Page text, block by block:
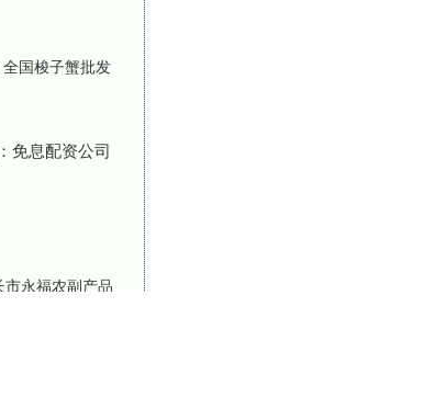
国梭子蟹批发
免息配资公司
永福农副产品